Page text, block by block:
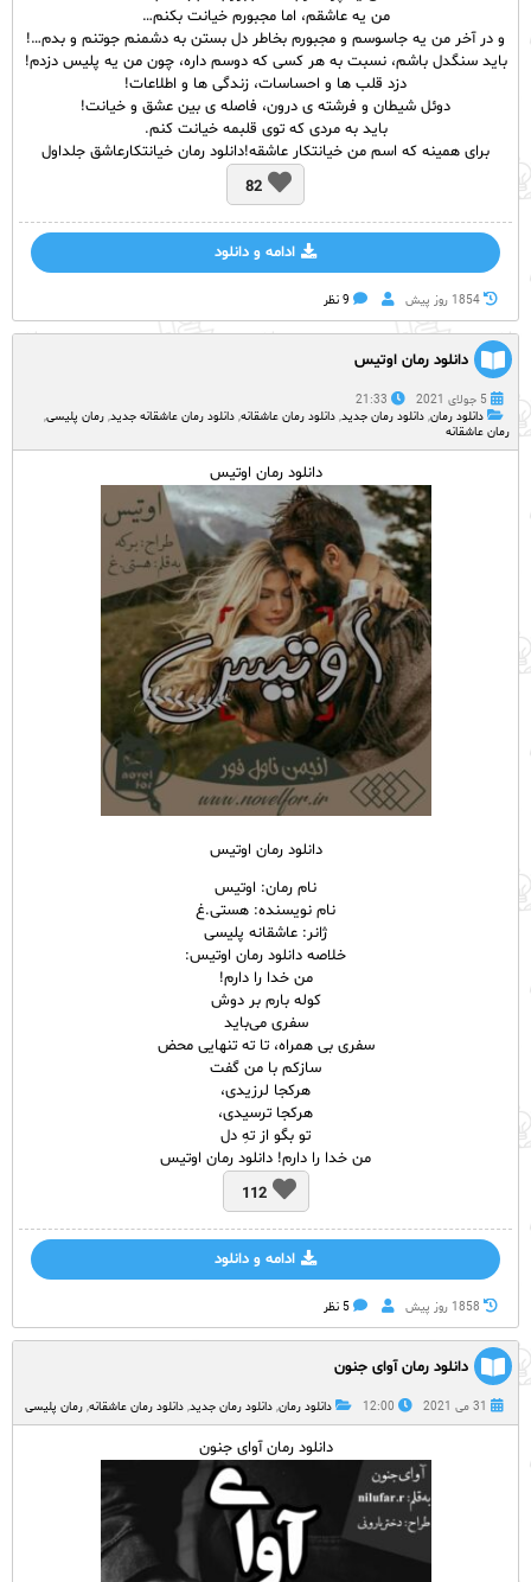
من یه عاشقم، اما مجبورم خیانت بکنم…
و در آخر من یه جاسوسم و مجبورم بخاطر دل بستن به دشمنم جوتنم و بدم…!
باید سنگدل باشم، نسبت به هر کسی که دوسم داره، چون من یه پلیس دزدم!
دزد قلب ها و احساسات، زندگی ها و اطلاعات!
دوئل شیطان و فرشته ی درون، فاصله ی بین عشق و خیانت!
باید به مردی که توی قلبمه خیانت کنم.
برای همینه که اسم من خیانتکار عاشقه!دانلود رمان خیانتکارعاشق جلداول
82
ادامه و دانلود
1854 روز پيش 9 نظر
دانلود رمان اوتیس
5 جولای 2021
21:33
دانلود رمان, دانلود رمان جدید, دانلود رمان عاشقانه, دانلود رمان عاشقانه جدید, رمان پلیسی,
رمان عاشقانه
دانلود رمان اوتیس
دانلود رمان اوتیس
نام رمان: اوتیس
نام نویسنده: هستی.غ
ژانر: عاشقانه پلیسی
خلاصه دانلود رمان اوتیس:
من خدا را دارم!
کوله بارم بر دوش
سفری می‌باید
سفری بی همراه، تا ته تنهایی محض
سازکم با من گفت
هرکجا لرزیدی،
هرکجا ترسیدی،
تو بگو از تهِ دل
من خدا را دارم! دانلود رمان اوتیس
112
ادامه و دانلود
1858 روز پيش 5 نظر
دانلود رمان آوای جنون
31 می 2021 12:00 دانلود رمان, دانلود رمان جدید, دانلود رمان عاشقانه, رمان پلیسی
دانلود رمان آوای جنون